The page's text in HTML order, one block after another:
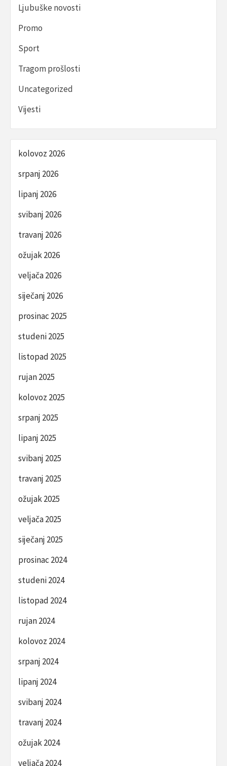
Ljubuške novosti
Promo
Sport
Tragom prošlosti
Uncategorized
Vijesti
kolovoz 2026
srpanj 2026
lipanj 2026
svibanj 2026
travanj 2026
ožujak 2026
veljača 2026
siječanj 2026
prosinac 2025
studeni 2025
listopad 2025
rujan 2025
kolovoz 2025
srpanj 2025
lipanj 2025
svibanj 2025
travanj 2025
ožujak 2025
veljača 2025
siječanj 2025
prosinac 2024
studeni 2024
listopad 2024
rujan 2024
kolovoz 2024
srpanj 2024
lipanj 2024
svibanj 2024
travanj 2024
ožujak 2024
veljača 2024